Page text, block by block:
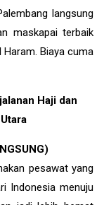
langsung
maskapai terbaik
Biaya cuma
Haji dan
pesawat yang
Indonesia menuju